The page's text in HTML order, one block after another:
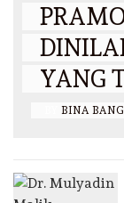
YANG
BINA